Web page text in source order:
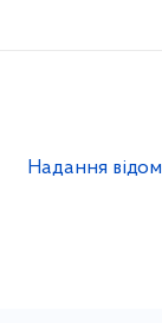
Надання